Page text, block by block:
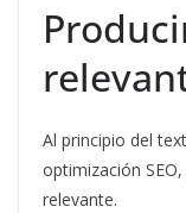
Al principio del
optimización
relevante.